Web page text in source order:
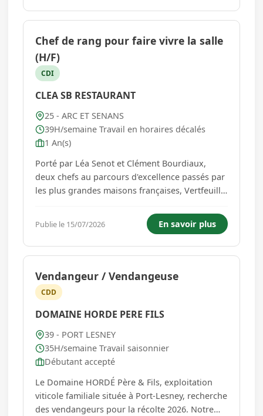
avec une trentaine de collaborateurs,
expériment...
Chef de rang pour faire vivre la salle
(H/F)
CDI
CLEA SB RESTAURANT
25 - ARC ET SENANS
39H/semaine Travail en horaires décalés
1 An(s)
Porté par Léa Senot et Clément Bourdiaux,
deux chefs au parcours d'excellence passés par
les plus grandes maisons françaises, Vertfeuille
gastronomique de la région. Ici, l'exigence
s'accompagne d'un véritable esprit d'équipe, où
chacun contrib...
Publie le 15/07/2026 En savoir plus
Vendangeur / Vendangeuse
CDD
DOMAINE HORDE PERE FILS
39 - PORT LESNEY
35H/semaine Travail saisonnier
Débutant accepté
Le Domaine HORDÉ Père & Fils, exploitation
viticole familiale située à Port-Lesney, recherche
des vendangeurs pour la récolte 2026. Notre